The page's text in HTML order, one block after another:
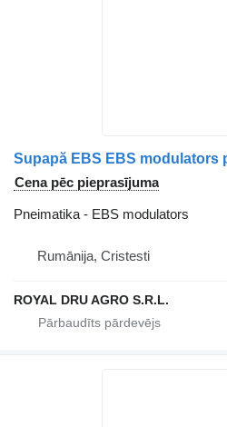
Cena pēc pieprasījuma
Pneimatika - EBS modulators
Rumānija, Cristesti
ROYAL DRU AGRO S.R.L.